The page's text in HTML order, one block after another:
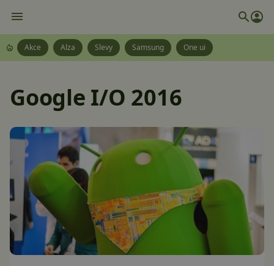
Akce Alza Slevy Samsung One ui
Google I/O 2016